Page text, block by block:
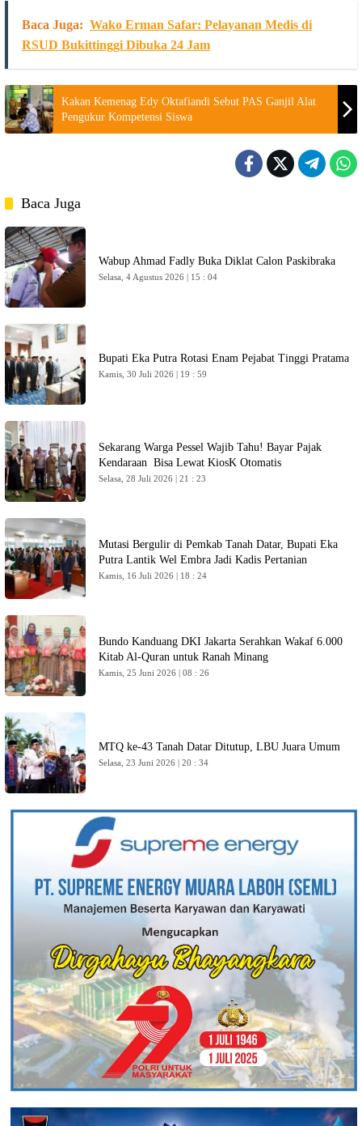
Baca Juga: Wako Erman Safar: Pelayanan Medis di
RSUD Bukittinggi Dibuka 24 Jam
Kakan Kemenag Edy Oktafiandi Sebut PAS Ganjil Alat
Pengukur Kompetensi Siswa
Baca Juga
Wabup Ahmad Fadly Buka Diklat Calon Paskibraka
Selasa, 4 Agustus 2026 | 15 : 04
Bupati Eka Putra Rotasi Enam Pejabat Tinggi Pratama
Kamis, 30 Juli 2026 | 19 : 59
Sekarang Warga Pessel Wajib Tahu! Bayar Pajak
Kendaraan Bisa Lewat KiosK Otomatis
Selasa, 28 Juli 2026 | 21 : 23
Mutasi Bergulir di Pemkab Tanah Datar, Bupati Eka
Putra Lantik Wel Embra Jadi Kadis Pertanian
Kamis, 16 Juli 2026 | 18 : 24
Bundo Kanduang DKI Jakarta Serahkan Wakaf 6.000
Kitab Al-Quran untuk Ranah Minang
Kamis, 25 Juni 2026 | 08 : 26
MTQ ke-43 Tanah Datar Ditutup, LBU Juara Umum
Selasa, 23 Juni 2026 | 20 : 34